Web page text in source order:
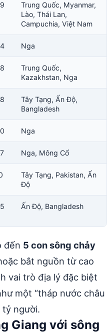
Trung Quốc, Myanmar,
Lào, Thái Lan,
Campuchia, Việt Nam
Nga
Trung Quốc,
Kazakhstan, Nga
Tây Tạng, Ấn Độ,
Bangladesh
Nga
Nga, Mông Cổ
Tây Tạng, Pakistan, Ấn
Độ
Ấn Độ, Bangladesh
đến 5 con sông chảy
bắt nguồn từ cao
vai trò địa lý đặc biệt
một “tháp nước châu
tỷ người.
Giang với sông